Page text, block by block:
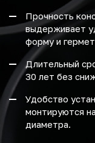
Прочность
выдерживает
форму и
Длительный
30 лет без
Удобство
монтируются
диаметра.